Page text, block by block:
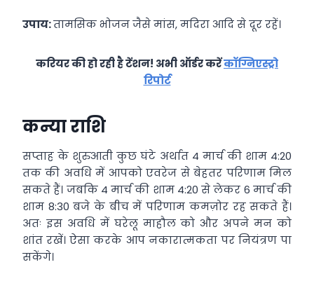
उपाय:तामसिक भोजन जैसे मांस, मदिरा आदि से दूर रहें।
करियर की हो रही है टेंशन! अभी ऑर्डर करेंकॉग्निएस्ट्रो
रिपोर्ट
कन्या राशि
सप्ताह के शुरुआती कुछ घंटे अर्थात 4 मार्च की शाम 4:20
तक की अवधि में आपको एवरेज से बेहतर परिणाम मिल
सकते हैं। जबकि 4 मार्च की शाम 4:20 से लेकर 6 मार्च की
शाम 8:30 बजे के बीच में परिणाम कमज़ोर रह सकते हैं।
अतः इस अवधि में घरेलू माहौल को और अपने मन को
शांत रखें। ऐसा करके आप नकारात्मकता पर नियंत्रण पा
सकेंगे।